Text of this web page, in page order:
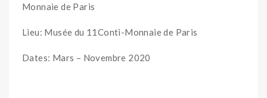
Monnaie de Paris
Lieu: Musée du 11Conti-Monnaie de Paris
Dates: Mars – Novembre 2020